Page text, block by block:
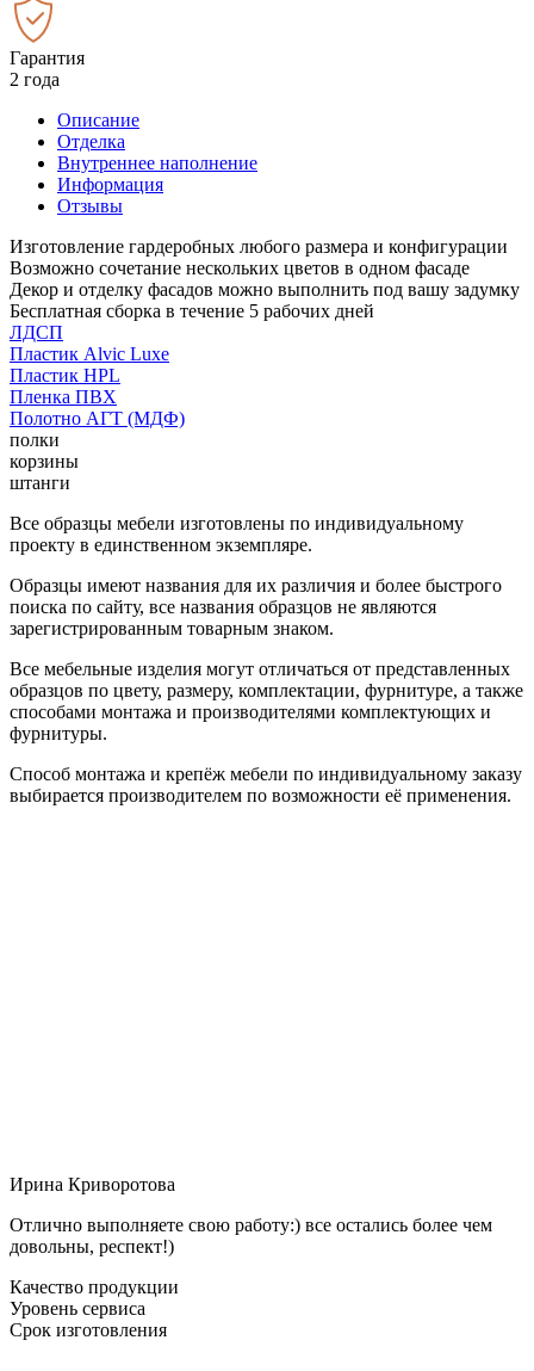
Гарантия
2 года
Описание
Отделка
Внутреннее наполнение
Информация
Отзывы
Изготовление гардеробных любого размера и конфигурации
Возможно сочетание нескольких цветов в одном фасаде
Декор и отделку фасадов можно выполнить под вашу задумку
Бесплатная сборка в течение 5 рабочих дней
ЛДСП
Пластик Alvic Luxe
Пластик HPL
Пленка ПВХ
Полотно АГТ (МДФ)
полки
корзины
штанги
Все образцы мебели изготовлены по индивидуальному
проекту в единственном экземпляре.
Образцы имеют названия для их различия и более быстрого
поиска по сайту, все названия образцов не являются
зарегистрированным товарным знаком.
Все мебельные изделия могут отличаться от представленных
образцов по цвету, размеру, комплектации, фурнитуре, а также
способами монтажа и производителями комплектующих и
фурнитуры.
Способ монтажа и крепёж мебели по индивидуальному заказу
выбирается производителем по возможности её применения.
Ирина Криворотова
Отлично выполняете свою работу:) все остались более чем
довольны, респект!)
Качество продукции
Уровень сервиса
Срок изготовления